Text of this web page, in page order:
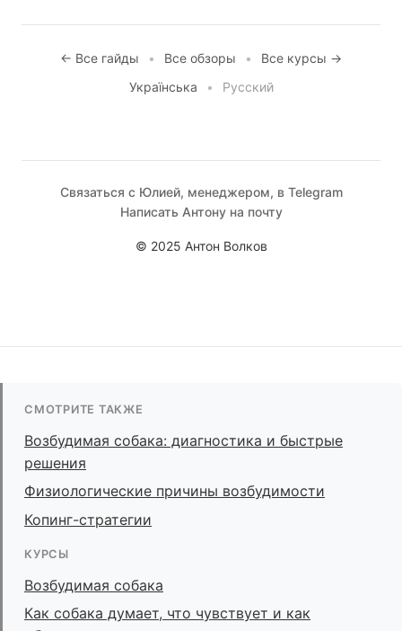
← Все гайды • Все обзоры •
Все курсы →
Українська
• Русский
Связаться с Юлией, менеджером, в Telegram
Написать Антону на почту
© 2025 Антон Волков
СМОТРИТЕ ТАКЖЕ
Возбудимая собака: диагностика и быстрые
решения
Физиологические причины возбудимости
Копинг-стратегии
КУРСЫ
Возбудимая собака
Как собака думает, что чувствует и как